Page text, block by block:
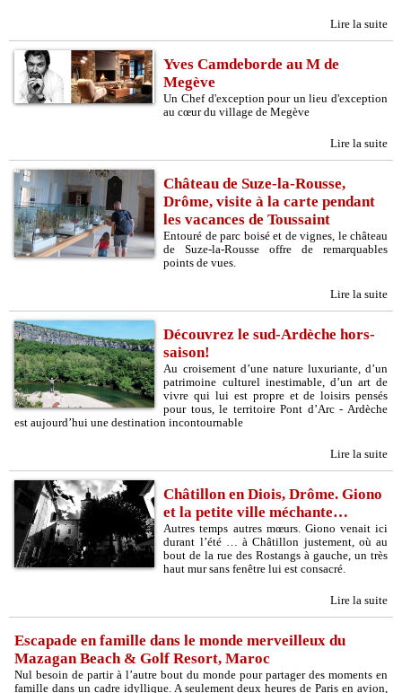
Lire la suite
Yves Camdeborde au M de
Megève
Un Chef d'exception pour un lieu d'exception
au cœur du village de Megève
Lire la suite
Château de Suze-la-Rousse,
Drôme, visite à la carte pendant
les vacances de Toussaint
Entouré de parc boisé et de vignes, le château
de Suze-la-Rousse offre de remarquables
points de vues.
Lire la suite
Découvrez le sud-Ardèche hors-
saison!
Au croisement d’une nature luxuriante, d’un
patrimoine culturel inestimable, d’un art de
vivre qui lui est propre et de loisirs pensés
pour tous, le territoire Pont d’Arc - Ardèche
est aujourd’hui une destination incontournable
Lire la suite
Châtillon en Diois, Drôme. Giono
et la petite ville méchante…
Autres temps autres mœurs. Giono venait ici
durant l’été … à Châtillon justement, où au
bout de la rue des Rostangs à gauche, un très
haut mur sans fenêtre lui est consacré.
Lire la suite
Escapade en famille dans le monde merveilleux du
Mazagan Beach & Golf Resort, Maroc
Nul besoin de partir à l’autre bout du monde pour partager des moments en
famille dans un cadre idyllique. A seulement deux heures de Paris en avion,